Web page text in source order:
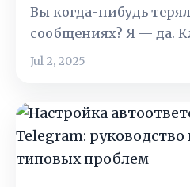
Вы когда-нибудь
сообщениях? Я — да.
Jul 2, 2025